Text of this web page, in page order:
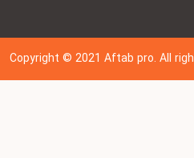
Copyright © 202 1Aftab pro. All